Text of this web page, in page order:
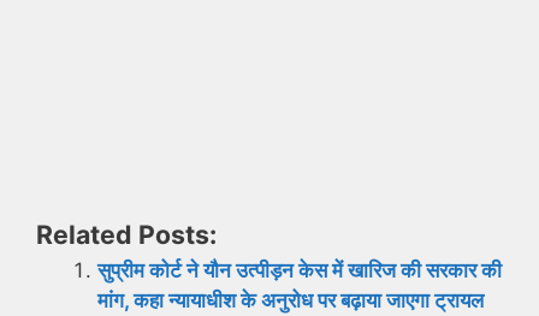
Related Posts:
सुप्रीम कोर्ट ने यौन उत्पीड़न केस में खारिज की सरकार की
मांग, कहा न्यायाधीश के अनुरोध पर बढ़ाया जाएगा ट्रायल